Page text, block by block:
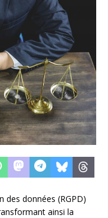
des données (RGPD)
ainsi la